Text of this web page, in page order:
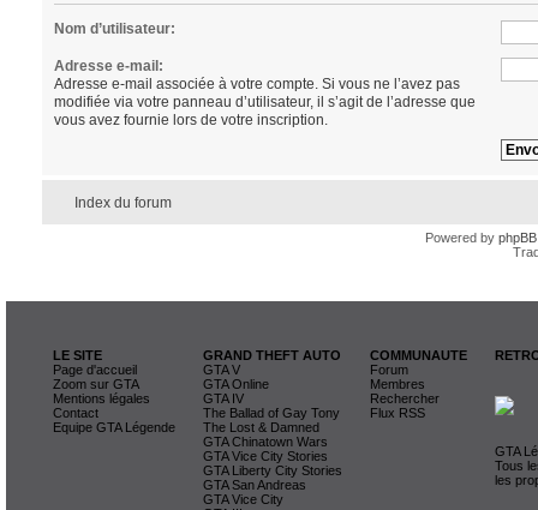
Nom d’utilisateur:
Adresse e-mail:
Adresse e-mail associée à votre compte. Si vous ne l’avez pas
modifiée via votre panneau d’utilisateur, il s’agit de l’adresse que
vous avez fournie lors de votre inscription.
Index du forum
Powered by phpBB
LE SITE
Page d'accueil
Zoom sur GTA
Mentions légales
Contact
Equipe GTA Légende
GRAND THEFT AUTO
GTA V
GTA Online
GTA IV
The Ballad of Gay Tony
The Lost & Damned
GTA Chinatown Wars
GTA Vice City Stories
GTA Liberty City Stories
GTA San Andreas
GTA Vice City
COMMUNAUTE
Forum
Membres
Rechercher
Flux RSS
GTA
Tous
les